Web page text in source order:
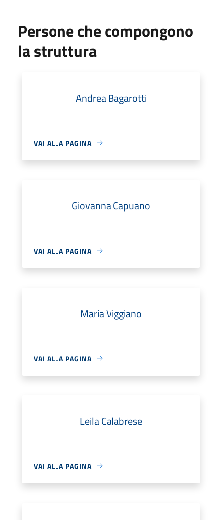
Persone che compongono
la struttura
Andrea Bagarotti
VAI ALLA PAGINA
Giovanna Capuano
VAI ALLA PAGINA
Maria Viggiano
VAI ALLA PAGINA
Leila Calabrese
VAI ALLA PAGINA